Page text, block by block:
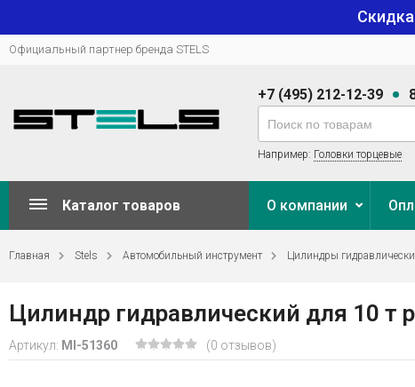
Официальный партнер бренда STELS
+7 (495) 212-12-39
Например: Головки торцевые
Каталог товаров О компании
Главная Stels Автомобильный инструмент Цилиндры
Цилиндр гидравлический для 10 т
Артикул: MI-51360 (0 отзывов)